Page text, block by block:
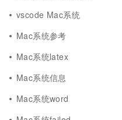
vscode Mac系统
Mac系统参考
Mac系统latex
Mac系统信息
Mac系统word